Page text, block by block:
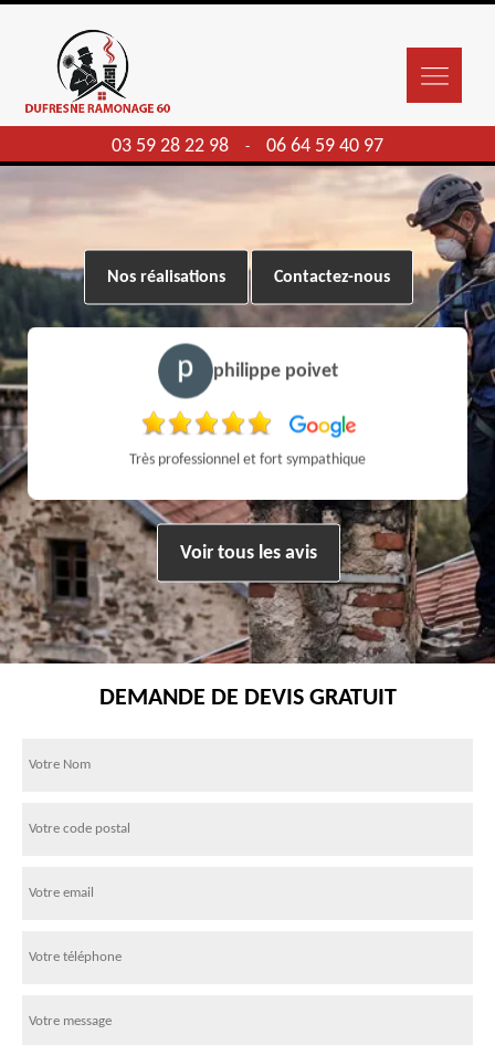
03 59 28 22 98 - 06 64 59 40 97
Nos réalisations Contactez-nous
philippe poivet
Très professionnel et fort sympathique
Voir tous les avis
DEMANDE DE DEVIS GRATUIT